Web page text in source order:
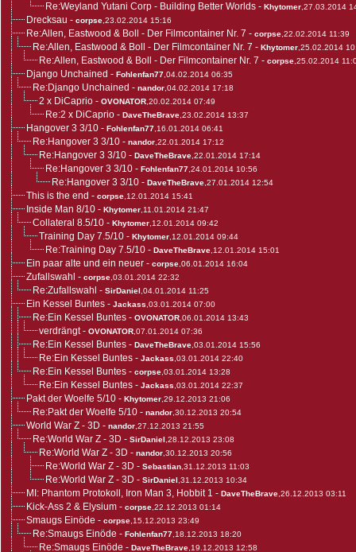
Re:Weyland Yutani Corp - Building Better Worlds - Khytomer ,27.03.2014
Drecksau - corpse ,23.02.2014 15:16
Re:Allen, Eastwood & Boll - Der Filmcontainer Nr. 7 - corpse ,22.02.2014 11:39
Re:Allen, Eastwood & Boll - Der Filmcontainer Nr. 7 - Khytomer ,25.02.2014
Re:Allen, Eastwood & Boll - Der Filmcontainer Nr. 7 - corpse ,25.02.2014
Django Unchained - Fohlenfan77 ,04.02.2014 06:35
Re:Django Unchained - nandor ,04.02.2014 17:18
2 x DiCaprio - OVONATOR ,20.02.2014 07:49
Re:2 x DiCaprio - DaveTheBrave ,23.02.2014 13:37
Hangover 3 3/10 - Fohlenfan77 ,16.01.2014 06:41
Re:Hangover 3 3/10 - nandor ,22.01.2014 17:12
Re:Hangover 3 3/10 - DaveTheBrave ,22.01.2014 17:14
Re:Hangover 3 3/10 - Fohlenfan77 ,24.01.2014 10:56
Re:Hangover 3 3/10 - DaveTheBrave ,27.01.2014 12:54
This is the end - corpse ,12.01.2014 15:41
Inside Man 8/10 - Khytomer ,11.01.2014 21:47
Collateral 8.5/10 - Khytomer ,12.01.2014 09:42
Training Day 7.5/10 - Khytomer ,12.01.2014 09:44
Re:Training Day 7.5/10 - DaveTheBrave ,12.01.2014 15:01
Ein paar alte und ein neuer - corpse ,06.01.2014 16:04
Zufallswahl - corpse ,03.01.2014 22:32
Re:Zufallswahl - SirDaniel ,04.01.2014 11:25
Ein Kessel Buntes - Jackass ,03.01.2014 07:00
Re:Ein Kessel Buntes - OVONATOR ,06.01.2014 13:43
verdrängt- OVONATOR ,07.01.2014 07:36
Re:Ein Kessel Buntes - DaveTheBrave ,03.01.2014 15:56
Re:Ein Kessel Buntes - Jackass ,03.01.2014 22:40
Re:Ein Kessel Buntes - corpse ,03.01.2014 13:28
Re:Ein Kessel Buntes - Jackass ,03.01.2014 22:37
Pakt der Woelfe 5/10 - Khytomer ,29.12.2013 21:06
Re:Pakt der Woelfe 5/10 - nandor ,30.12.2013 20:54
World War Z - 3D - nandor ,27.12.2013 21:55
Re:World War Z - 3D - SirDaniel ,28.12.2013 23:08
Re:World War Z - 3D - nandor ,30.12.2013 20:56
Re:World War Z - 3D - Sebastian ,31.12.2013 11:03
Re:World War Z - 3D - SirDaniel ,31.12.2013 10:34
MI: Phantom Protokoll, Iron Man 3, Hobbit 1 - DaveTheBrave ,26.12.2013 03:11
Kick-Ass 2 & Elysium - corpse ,22.12.2013 01:14
Smaugs Einöde - corpse ,15.12.2013 23:49
Re:Smaugs Einöde - Fohlenfan77 ,18.12.2013 18:20
Re:Smaugs Einöde - DaveTheBrave ,19.12.2013 12:58